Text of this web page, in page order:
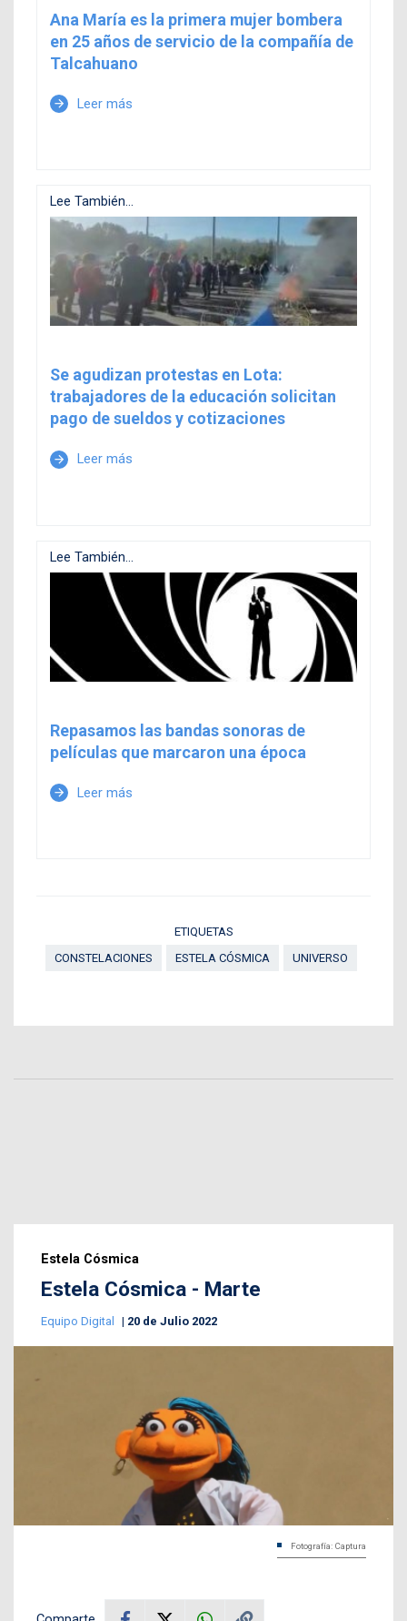
Ana María es la primera mujer bombera
en 25 años de servicio de la compañía de
Talcahuano
arrow_forward Leer más
Lee También...
Se agudizan protestas en Lota:
trabajadores de la educación solicitan
pago de sueldos y cotizaciones
arrow_forward Leer más
Lee También...
Repasamos las bandas sonoras de
películas que marcaron una época
arrow_forward Leer más
ETIQUETAS
CONSTELACIONES
ESTELA CÓSMICA UNIVERSO
Estela Cósmica
Estela Cósmica - Marte
Equipo Digital 20 de Julio 2022
Fotografía: Captura